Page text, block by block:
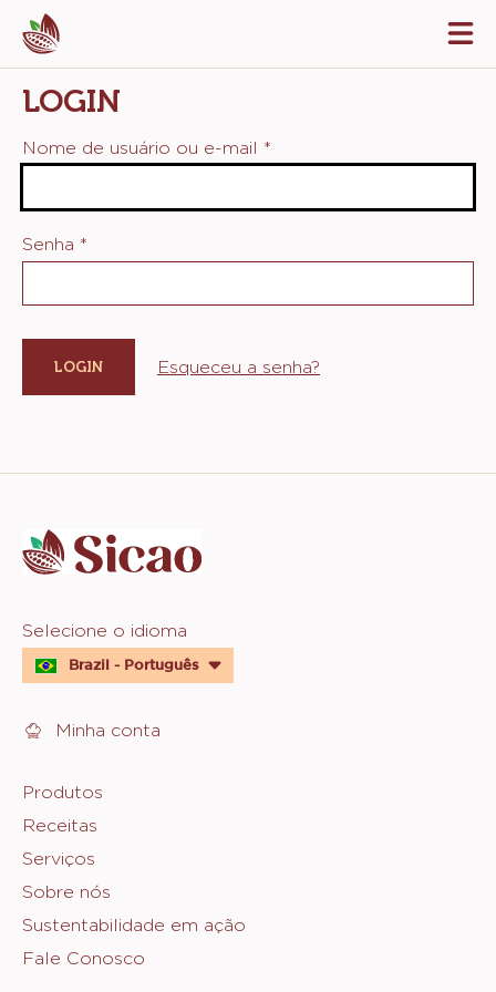
Skip
to
main
content
LOGIN
Nome de usuário ou e-mail *
Senha *
Esqueceu a senha?
info
Website
quick
links
Selecione o idioma
Brazil - Português
Minha conta
Footer
Sicao
Produtos
Receitas
Serviços
Sobre nós
Sustentabilidade em ação
Fale Conosco